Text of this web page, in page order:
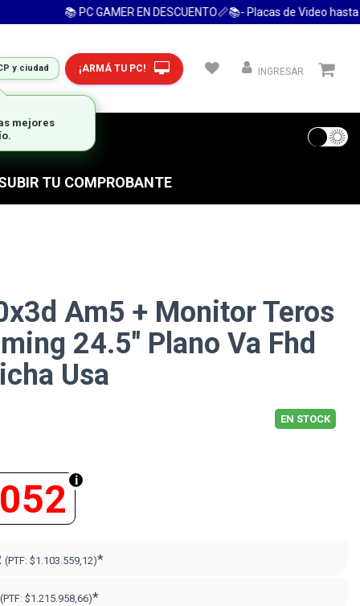
📚 PC GAMER EN DESCUENTO📏📚- Placas de Video hasta 24
y ciudad ¡ARMÁ TU PC! INGRESAR
TU COMPROBANTE
Am5 + Monitor Teros
24.5" Plano Va Fhd
Usa
EN STOCK
(PTF: $1.103.559,12)*
(PTF: $1.215.958,66)*